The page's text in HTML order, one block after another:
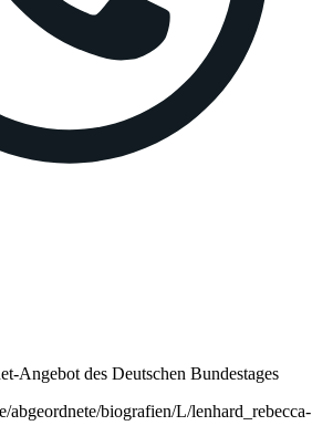
Angebot des Deutschen Bundestages
abgeordnete/biografien/L/lenhard_rebecca-